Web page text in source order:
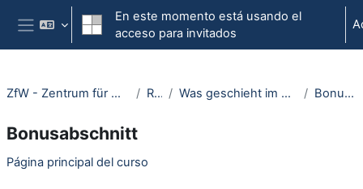
Salta al contenido principal
Panel lateral
En este momento está usando el
acceso para invitados
ZfW - Zentrum für Wissenschaftsdidaktik RUBeL Was geschieht im Unterricht - Open RUB Bonusabschnitt
Bonusabschnitt
Section outline
Página principal del curso